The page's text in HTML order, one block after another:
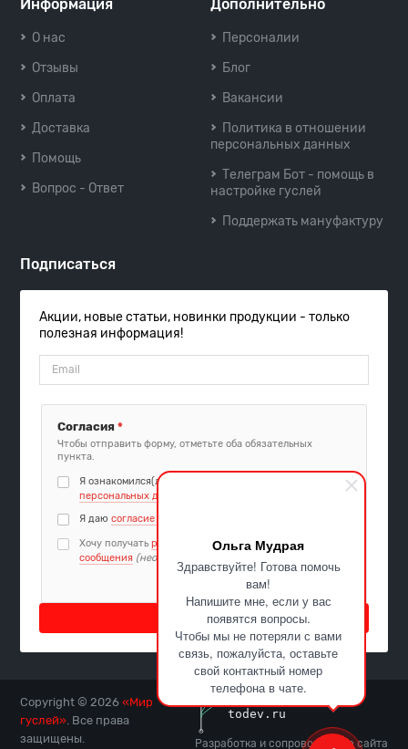
Ольга Мудрая
Здравствуйте! Готова помочь
вам!
Напишите мне, если у вас
появятся вопросы.
Чтобы мы не потеряли с вами
связь, пожалуйста, оставьте
свой контактный номер
телефона в чате.
Информация
О нас
Отзывы
Оплата
Доставка
Помощь
Вопрос - Ответ
Дополнительно
Персоналии
Блог
Вакансии
Политика в отношении
персональных данных
Телеграм Бот - помощь в
настройке гуслей
Поддержать мануфактуру
Подписаться
Акции, новые статьи, новинки продукции - только
полезная информация!
Согласия*
Чтобы отправить форму, отметьте оба обязательных
пункта.
Я ознакомился(лась) с
персональных данных
Я даю согласие на обработку персональных данных
Хочу получать рекламные и информационные
сообщения (необязательно)
Подписаться
Copyright © 2026«Мир
гуслей». Все права
защищены.
Разработка и сопровождение сайта